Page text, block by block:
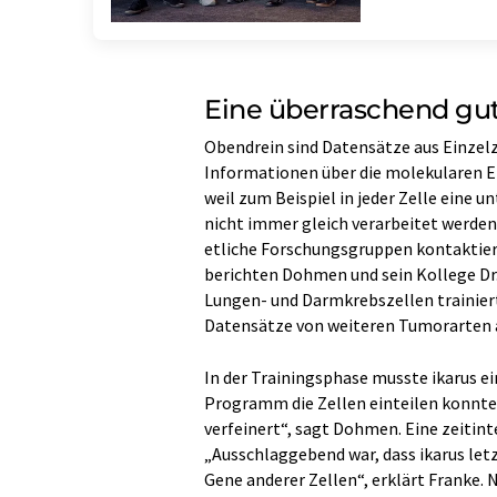
Eine überraschend
Obendrein sind Datensätze aus
Informationen über die molekularen
weil zum Beispiel in jeder Zelle eine
nicht immer gleich verarbeitet
etliche Forschungsgruppen
berichten Dohmen und sein Kollege
Lungen- und Darmkrebszellen
Datensätze von weiteren Tumorarten
In der Trainingsphase musste ikarus
Programm die Zellen einteilen
verfeinert“, sagt Dohmen. Eine
„Ausschlaggebend war, dass ikarus
Gene anderer Zellen“, erklärt Franke.